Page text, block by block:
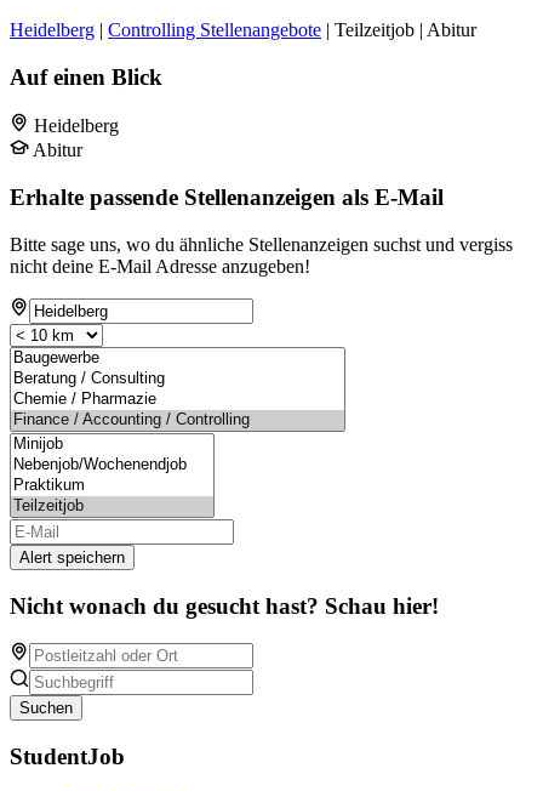
Heidelberg | Controlling Stellenangebote | Teilzeitjob | Abitur
Auf einen Blick
Heidelberg
Abitur
Erhalte passende Stellenanzeigen als E-Mail
Bitte sage uns, wo du ähnliche Stellenanzeigen suchst und vergiss
nicht deine E-Mail Adresse anzugeben!
Alert speichern
Nicht wonach du gesucht hast? Schau hier!
Suchen
StudentJob